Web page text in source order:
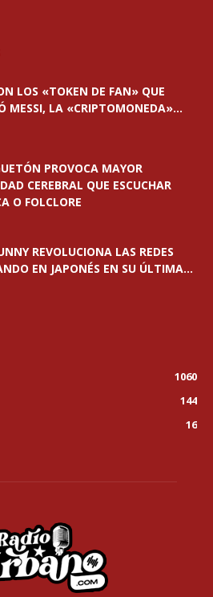
LOS «TOKEN DE FAN» QUE
MESSI, LA «CRIPTOMONEDA»...
PROVOCA MAYOR
CEREBRAL QUE ESCUCHAR
O FOLCLORE
REVOLUCIONA LAS REDES
EN JAPONÉS EN SU ÚLTIMA...
1060
144
16